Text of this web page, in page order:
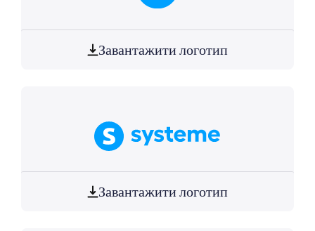
Завантажити логотип
Завантажити логотип